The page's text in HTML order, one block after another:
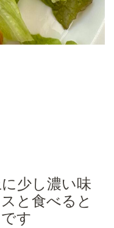
少し濃い味
と食べると
す